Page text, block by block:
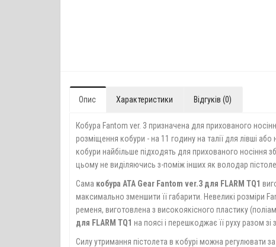
Опис Характеристики Відгуків (0)
Кобура Fantom ver. 3 призначена для прихованого
розміщення кобури - на 11 годину на талії для лівші
кобури найбільше підходять для прихованого носіння
цьому не виділяючись з-поміж інших як володар
Сама кобура ATA Gear Fantom ver.3 для FLARM TQ1
максимально зменшити її габарити. Невеликі розміри
ременя, виготовлена ​​з високоякісного пластику
для FLARM TQ1 на поясі і перешкоджає її руху разом зі
Силу утримання пістолета в кобурі можна регулювати